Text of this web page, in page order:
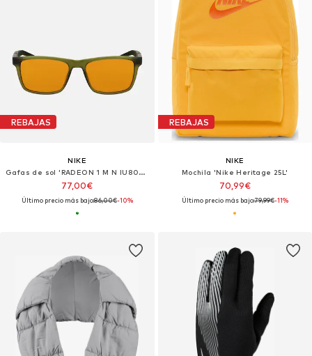
REBAJAS
NIKE
Gafas de sol 'RADEON 1 M N IU8093X'
77,00€
Último precio más bajo:86,00€-10%
REBAJAS
NIKE
Mochila 'Nike Heritage 25L'
70,99€
Último precio más bajo:79,99€-11%